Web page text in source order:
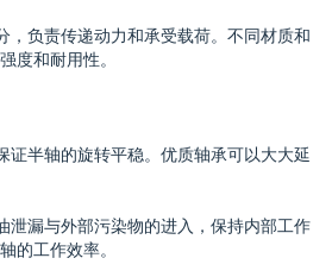
，负责传递动力和承受载荷。不同材质和
度和耐用性。
证半轴的旋转平稳。优质轴承可以大大延
泄漏与外部污染物的进入，保持内部工作
的工作效率。